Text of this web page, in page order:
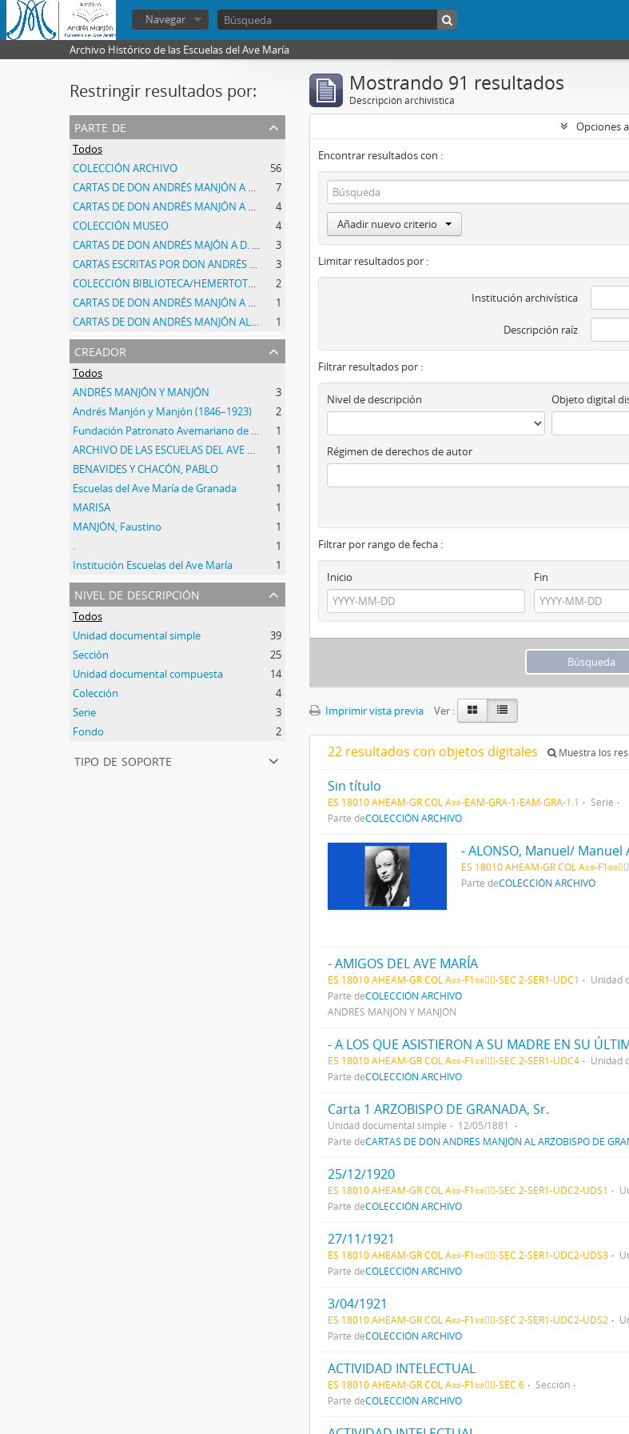
Navegar
Archivo Histórico de las Escuelas del Ave María
Restringir resultados por:
parte de
Todos
COLECCIÓN ARCHIVO
56
CARTAS DE DON ANDRÉS MANJÓN A DON MANUEL DEL CAMPO SALCES
7
CARTAS DE DON ANDRÉS MANJÓN A AMADOR, Rafael
4
COLECCIÓN MUSEO
4
CARTAS DE DON ANDRÉS MAJÓN A D. AQUILIANO y Dª OLIVA
3
CARTAS ESCRITAS POR DON ANDRÉS MANJÓN A DON FILEMÓN BLAZQUEZ
3
COLECCIÓN BIBLIOTECA/HEMERTOTECA
2
CARTAS DE DON ANDRÉS MANJÓN A ARCE MANJÓN, Segundo.
1
CARTAS DE DON ANDRÉS MANJÓN AL ARZOBISPO DE GRANADA, Sr.
1
creador
Todos
ANDRÉS MANJÓN Y MANJÓN
3
Andrés Manjón y Manjón (1846–1923)
2
Fundación Patronato Avemariano de Granada
1
ARCHIVO DE LAS ESCUELAS DEL AVE MARÍA DEL GRANADA
1
BENAVIDES Y CHACÓN, PABLO
1
Escuelas del Ave María de Granada
1
MARISA
1
MANJÓN, Faustino
1
.
1
Institución Escuelas del Ave María
1
nivel de descripción
Todos
Unidad documental simple
39
Sección
25
Unidad documental compuesta
14
Colección
4
Serie
3
Fondo
2
tipo de soporte
Mostrando 91 resultados
Descripción archivística
Opciones
Encontrar resultados con :
Añadir nuevo criterio
Limitar resultados por :
Institución archivística
Descripción raíz
Filtrar resultados por :
Nivel de descripción Objeto digital
Régimen de derechos de autor
Filtrar por rango de fecha :
Inicio
Fin
Imprimir vista previa Ver :
22 resultados con objetos digitales Muestra los
Sin título
ES 18010 AHEAM-GR COL A📜-EAM-GRA-1-EAM-GRA-1.1
Serie
Parte deCOLECCIÓN ARCHIVO
- ALONSO, Manuel/
ES 18010 AHEAM-GR COL A📜-
Parte deCOLECCIÓN ARCHIVO
- AMIGOS DEL AVE MARÍA
ES 18010 AHEAM-GR COL A📜-F1📜👳‍♀️-SEC 2-SER1-UDC1 Unidad
Parte deCOLECCIÓN ARCHIVO
ANDRÉS MANJÓN Y MANJÓN
- A LOS QUE ASISTIERON A SU MADRE EN SU
ES 18010 AHEAM-GR COL A📜-F1📜👳‍♀️-SEC 2-SER1-UDC4
Unidad
Parte deCOLECCIÓN ARCHIVO
Carta 1 ARZOBISPO DE GRANADA, Sr.
Unidad documental simple
12/05/1881
Parte deCARTAS DE DON ANDRÉS MANJÓN AL ARZOBISPO DE
25/12/1920
ES 18010 AHEAM-GR COL A📜-F1📜👳‍♀️-SEC 2-SER1-UDC2-UDS1
Parte deCOLECCIÓN ARCHIVO
27/11/1921
ES 18010 AHEAM-GR COL A📜-F1📜👳‍♀️-SEC 2-SER1-UDC2-UDS3
Parte deCOLECCIÓN ARCHIVO
3/04/1921
ES 18010 AHEAM-GR COL A📜-F1📜👳‍♀️-SEC 2-SER1-UDC2-UDS2
Parte deCOLECCIÓN ARCHIVO
ACTIVIDAD INTELECTUAL
ES 18010 AHEAM-GR COL A📜-F1📜👳‍♀️-SEC 6
Sección
Parte deCOLECCIÓN ARCHIVO